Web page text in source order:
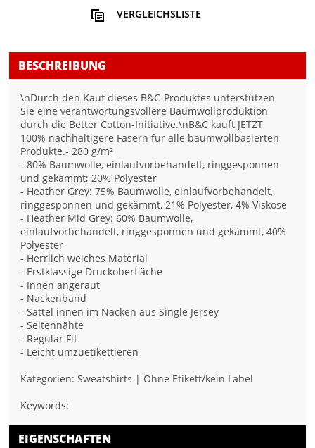
VERGLEICHSLISTE
BESCHREIBUNG
\nDurch den Kauf dieses B&C-Produktes unterstützen
Sie eine verantwortungsvollere Baumwollproduktion
durch die Better Cotton-Initiative.\nB&C kauft JETZT
100% nachhaltigere Fasern für alle baumwollbasierten
Produkte.- 280 g/m²
- 80% Baumwolle, einlaufvorbehandelt, ringgesponnen
und gekämmt; 20% Polyester
- Heather Grey: 75% Baumwolle, einlaufvorbehandelt,
ringgesponnen und gekämmt, 21% Polyester, 4% Viskose
- Heather Mid Grey: 60% Baumwolle,
einlaufvorbehandelt, ringgesponnen und gekämmt, 40%
Polyester
- Herrlich weiches Material
- Erstklassige Druckoberfläche
- Innen angeraut
- Nackenband
- Sattel innen im Nacken aus Single Jersey
- Seitennähte
- Regular Fit
- Leicht umzuetikettieren
Kategorien: Sweatshirts | Ohne Etikett/kein Label
Keywords:
EIGENSCHAFTEN